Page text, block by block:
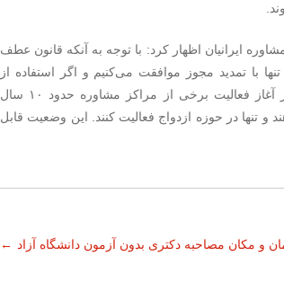
ایرانیان اظهار کرد: با توجه به آنکه قانون عطف
تمدید مجوز موافقت می‌کنیم و اگر استفاده از
کارشناس فنی در جهت ارتقا کیفیت مراکز مشاوره باشد را می‌پذیریم. از آغاز فعالیت برخی از مراکز مشاوره حدود ۱۰ سال
تنها در حوزه ازدواج فعالیت کنند. این وضعیت قابل
← و مکان مصاحبه دکتری بدون آزمون دانشگاه آزاد